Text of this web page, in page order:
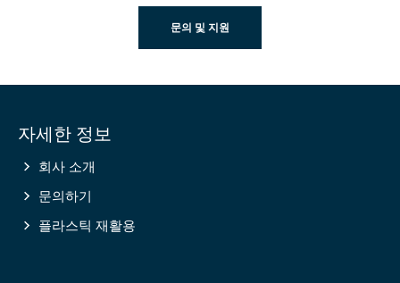
문의 및 지원
information
자세한 정보
회사 소개
문의하기
플라스틱 재활용